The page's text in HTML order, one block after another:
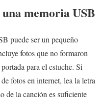
memoria USB
puede ser un pequeño
fotos que no formaron
para el estuche. Si
fotos en internet, lea la letra
de la canción es suficiente